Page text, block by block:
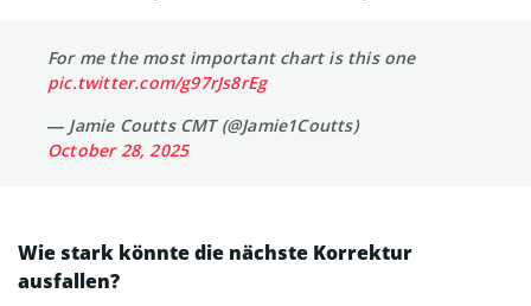
For me the most important chart is this one
pic.twitter.com/g97rJs8rEg
— Jamie Coutts CMT (@Jamie1Coutts)
October 28, 2025
Wie stark könnte die nächste Korrektur
ausfallen?